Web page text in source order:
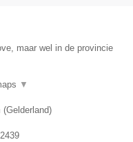
maar wel in de provincie
▼
(Gelderland)